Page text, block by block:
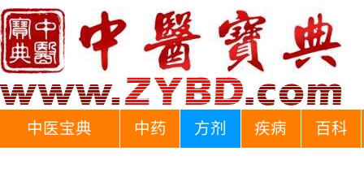
中医宝典 中药 方剂 疾病 百科